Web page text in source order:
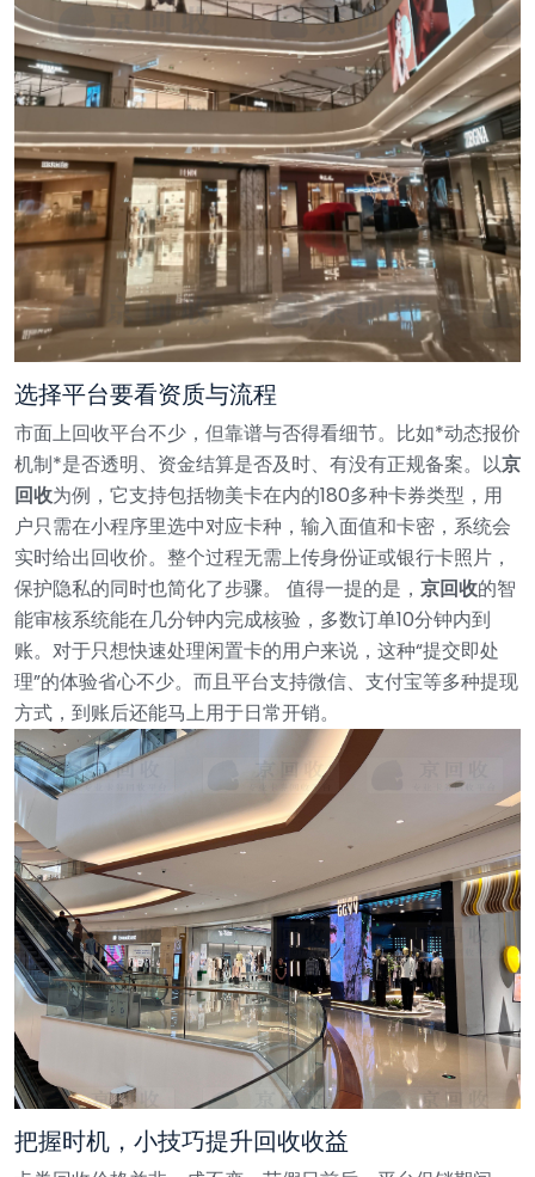
选择平台要看资质与流程
市面上回收平台不少，但靠谱与否得看细节。比如*动态报价
机制*是否透明、资金结算是否及时、有没有正规备案。以京
回收为例，它支持包括物美卡在内的180多种卡券类型，用
户只需在小程序里选中对应卡种，输入面值和卡密，系统会
实时给出回收价。整个过程无需上传身份证或银行卡照片，
保护隐私的同时也简化了步骤。
值得一提的是， 京回收的智
能审核系统能在几分钟内完成核验，多数订单10分钟内到
账。对于只想快速处理闲置卡的用户来说，这种“提交即处
理”的体验省心不少。而且平台支持微信、支付宝等多种提现
方式，到账后还能马上用于日常开销。
把握时机，小技巧提升回收收益